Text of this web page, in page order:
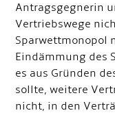
Antragsgegnerin
Vertriebswege
Sparwettmonopol
Eindämmung des
es aus Gründen
sollte, weitere
nicht, in den